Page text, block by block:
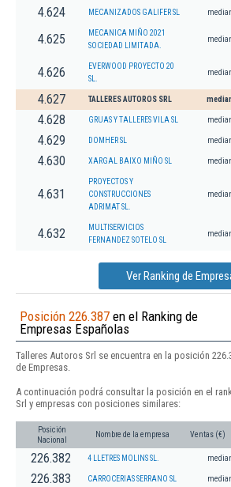
4.624 MECANIZADOS GALIFER SL
4.625
MECANICA MIÑO 2021
SOCIEDAD LIMITADA.
4.626
EVERWOOD PROYECTO 20
SL.
4.627 TALLERES AUTOROS SRL
4.628 GRUAS Y TALLERES VILA SL
4.629 DOMHER SL
4.630 XARGAL BAIXO MIÑO SL
4.631
PROYECTOS Y
CONSTRUCCIONES
ADRIMAT SL.
4.632
MULTISERVICIOS
FERNANDEZ SOTELO SL
Ver Ranking de
Posición 226.387 en el Ranking de
Empresas Españolas
Talleres Autoros Srl se encuentra en la posición
de Empresas.
A continuación podrá consultar la posición en el
Srl y empresas con posiciones similares:
Posición
Nacional
Nombre de la empresa Ventas (€)
226.382 4 LLETRES MOLINS SL.
226.383 CARROCERIAS SERRANO SL